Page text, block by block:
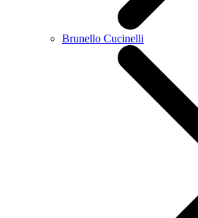
Brunello Cucinelli